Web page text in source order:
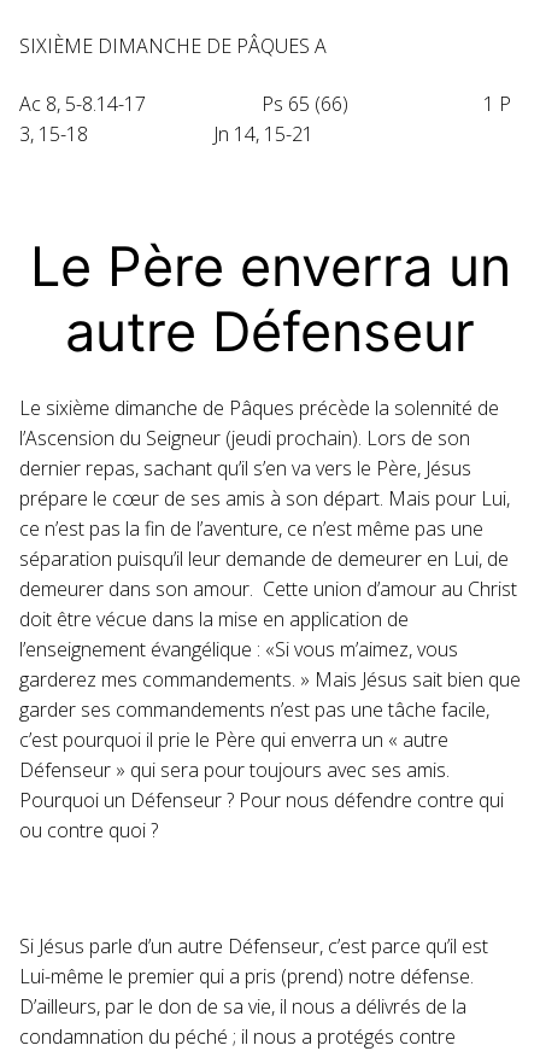
SIXIÈME DIMANCHE DE PÂQUES A
Ac 8, 5-8.14-17 Ps 65 (66) 1 P
3, 15-18 Jn 14, 15-21
Le Père enverra un
autre Défenseur
Le sixième dimanche de Pâques précède la solennité de
l’Ascension du Seigneur (jeudi prochain). Lors de son
dernier repas, sachant qu’il s’en va vers le Père, Jésus
prépare le cœur de ses amis à son départ. Mais pour Lui,
ce n’est pas la fin de l’aventure, ce n’est même pas une
séparation puisqu’il leur demande de demeurer en Lui, de
demeurer dans son amour. Cette union d’amour au Christ
doit être vécue dans la mise en application de
l’enseignement évangélique : «Si vous m’aimez, vous
garderez mes commandements. » Mais Jésus sait bien que
garder ses commandements n’est pas une tâche facile,
c’est pourquoi il prie le Père qui enverra un « autre
Défenseur » qui sera pour toujours avec ses amis.
Pourquoi un Défenseur ? Pour nous défendre contre qui
ou contre quoi ?
Si Jésus parle d’un autre Défenseur, c’est parce qu’il est
Lui-même le premier qui a pris (prend) notre défense.
D’ailleurs, par le don de sa vie, il nous a délivrés de la
condamnation du péché ; il nous a protégés contre